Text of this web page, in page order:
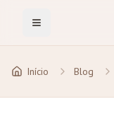
Toggle Menu
Início Blog